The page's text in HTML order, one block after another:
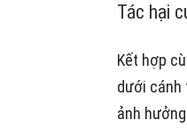
Tác hại
Kết hợp
dưới cánh
ảnh